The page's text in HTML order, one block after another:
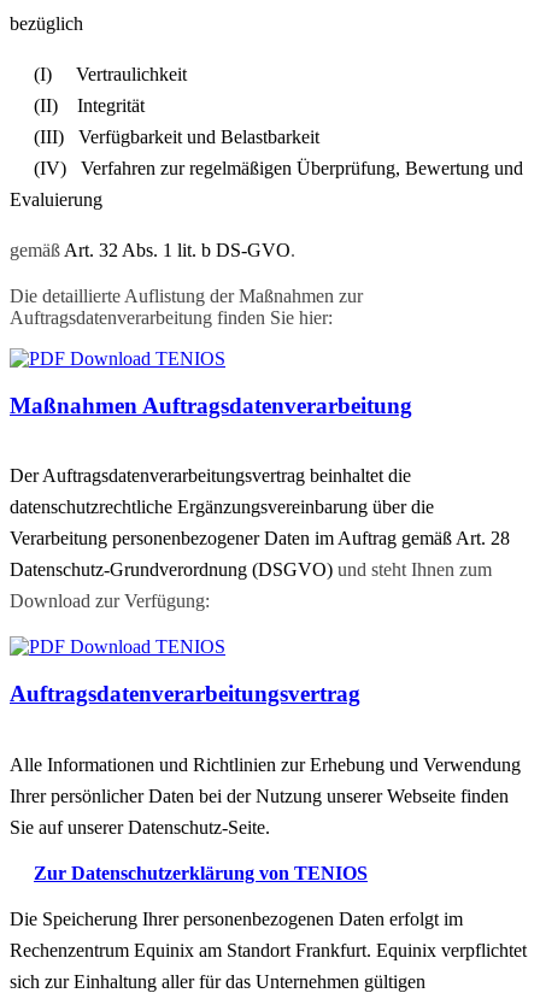
bezüglich
(I) Vertraulichkeit
(II) Integrität
(III) Verfügbarkeit und Belastbarkeit
(IV) Verfahren zur regelmäßigen Überprüfung, Bewertung und
Evaluierung
gemäß Art. 32 Abs. 1 lit. b DS-GVO.
Die detaillierte Auflistung der Maßnahmen zur
Auftragsdatenverarbeitung finden Sie hier:
Maßnahmen Auftragsdatenverarbeitung
Der Auftragsdatenverarbeitungsvertrag beinhaltet die
datenschutzrechtliche Ergänzungsvereinbarung über die
Verarbeitung personenbezogener Daten im Auftrag gemäß Art. 28
Datenschutz-Grundverordnung (DSGVO) und steht Ihnen zum
Download zur Verfügung:
Auftragsdatenverarbeitungsvertrag
Alle Informationen und Richtlinien zur Erhebung und Verwendung
Ihrer persönlicher Daten bei der Nutzung unserer Webseite finden
Sie auf unserer Datenschutz-Seite.
Zur Datenschutzerklärung von TENIOS
Die Speicherung Ihrer personenbezogenen Daten erfolgt im
Rechenzentrum Equinix am Standort Frankfurt. Equinix verpflichtet
sich zur Einhaltung aller für das Unternehmen gültigen